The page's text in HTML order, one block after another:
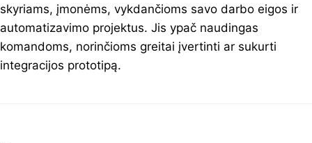
skyriams, įmonėms, vykdančioms savo darbo eigos ir
automatizavimo projektus. Jis ypač naudingas
komandoms, norinčioms greitai įvertinti ar sukurti
integracijos prototipą.